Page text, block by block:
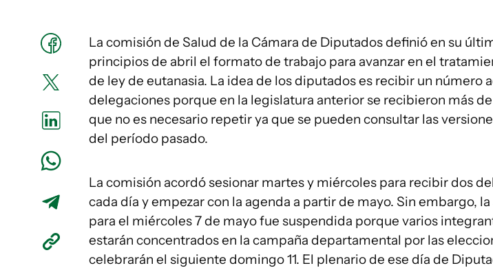
La comisión de Salud de la Cámara de Diputados definió en su
principios de abril el formato de trabajo para avanzar en el
de ley de eutanasia. La idea de los diputados es recibir un número
delegaciones porque en la legislatura anterior se recibieron más
que no es necesario repetir ya que se pueden consultar las
del período pasado.
La comisión acordó sesionar martes y miércoles para recibir dos
cada día y empezar con la agenda a partir de mayo. Sin embargo,
para el miércoles 7 de mayo fue suspendida porque varios
estarán concentrados en la campaña departamental por las
celebrarán el siguiente domingo 11. El plenario de ese día de